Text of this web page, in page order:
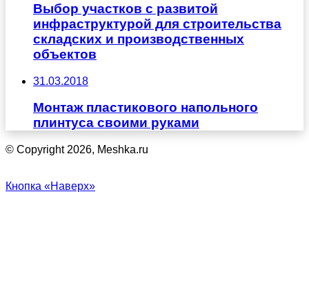
Выбор участков с развитой
инфраструктурой для строительства
складских и производственных
объектов
31.03.2018
Монтаж пластикового напольного
плинтуса своими руками
© Copyright 2026, Meshka.ru
Кнопка «Наверх»